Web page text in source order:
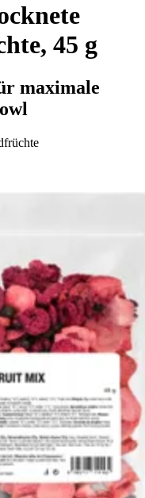
45 g
maximale